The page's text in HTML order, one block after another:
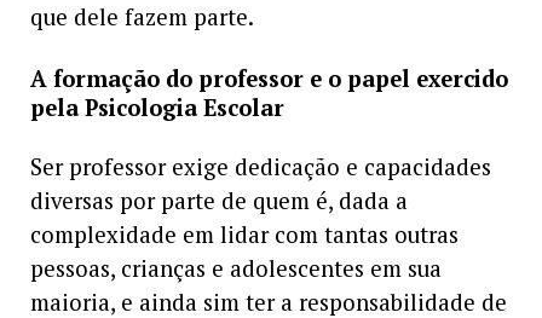
que dele fazem parte.
A formação do professor e o papel exercido
pela Psicologia Escolar
Ser professor exige dedicação e capacidades
diversas por parte de quem é, dada a
complexidade em lidar com tantas outras
pessoas, crianças e adolescentes em sua
maioria, e ainda sim ter a responsabilidade de